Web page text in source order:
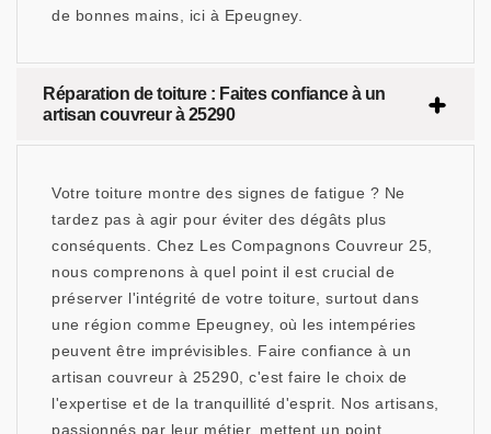
de bonnes mains, ici à Epeugney.
Réparation de toiture : Faites confiance à un
artisan couvreur à 25290
Votre toiture montre des signes de fatigue ? Ne
tardez pas à agir pour éviter des dégâts plus
conséquents. Chez Les Compagnons Couvreur 25,
nous comprenons à quel point il est crucial de
préserver l'intégrité de votre toiture, surtout dans
une région comme Epeugney, où les intempéries
peuvent être imprévisibles. Faire confiance à un
artisan couvreur à 25290, c'est faire le choix de
l'expertise et de la tranquillité d'esprit. Nos artisans,
passionnés par leur métier, mettent un point